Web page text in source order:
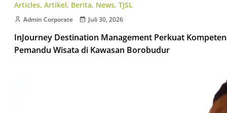
Articles, Artikel, Berita, News, TJSL
Admin Corporate Juli 30, 2026
InJourney Destination Management Perkuat
Pemandu Wisata di Kawasan Borobudur